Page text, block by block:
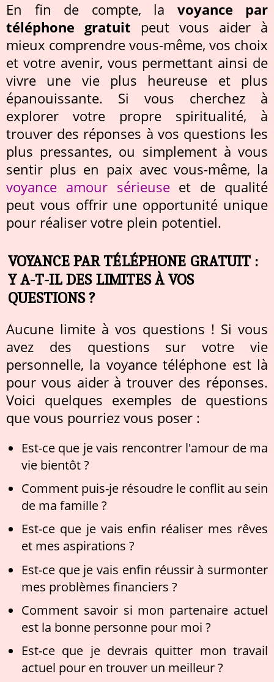
En fin de compte, la voyance par
téléphone gratuit peut vous aider à
mieux comprendre vous-même, vos choix
et votre avenir, vous permettant ainsi de
vivre une vie plus heureuse et plus
épanouissante. Si vous cherchez à
explorer votre propre spiritualité, à
trouver des réponses à vos questions les
plus pressantes, ou simplement à vous
sentir plus en paix avec vous-même, la
voyance amour sérieuseet de qualité
peut vous offrir une opportunité unique
pour réaliser votre plein potentiel.
VOYANCE PAR TÉLÉPHONE GRATUIT :
Y A-T-IL DES LIMITES À VOS
QUESTIONS ?
Aucune limite à vos questions ! Si vous
avez des questions sur votre vie
personnelle, la voyance téléphone est là
pour vous aider à trouver des réponses.
Voici quelques exemples de questions
que vous pourriez vous poser :
Est-ce que je vais rencontrer l'amour de ma
vie bientôt ?
Comment puis-je résoudre le conflit au sein
de ma famille ?
Est-ce que je vais enfin réaliser mes rêves
et mes aspirations ?
Est-ce que je vais enfin réussir à surmonter
mes problèmes financiers ?
Comment savoir si mon partenaire actuel
est la bonne personne pour moi ?
Est-ce que je devrais quitter mon travail
actuel pour en trouver un meilleur ?